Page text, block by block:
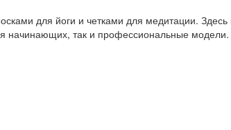
для йоги и четками для медитации.
начинающих, так и профессиональные